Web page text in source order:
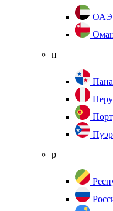
ОАЭ
п
Перу
р